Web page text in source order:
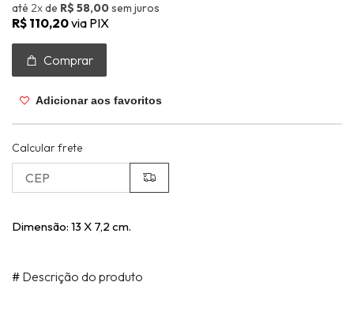
até 2xde R$ 58,00sem juros
R$ 110,20via PIX
Comprar
Adicionar aos favoritos
Calcular frete
Dimensão: 13 X 7,2 cm.
# Descrição do produto